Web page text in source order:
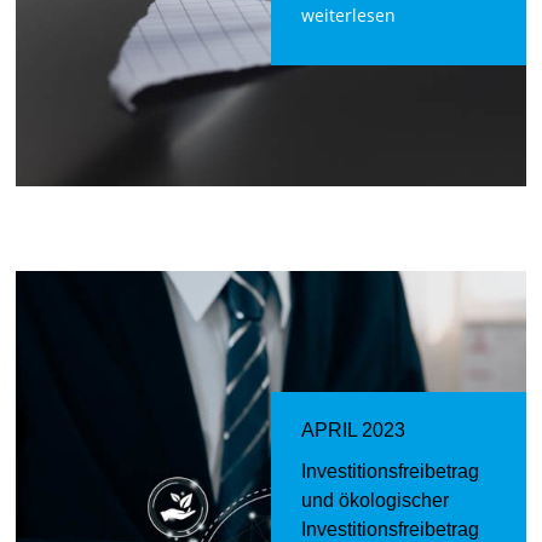
weiterlesen
APRIL 2023
Investitionsfreibetrag
und ökologischer
Investitionsfreibetrag